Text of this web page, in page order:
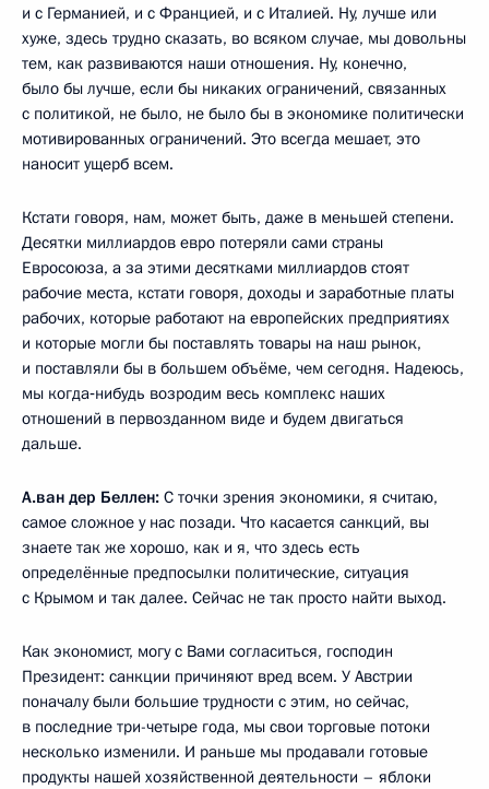
и с Германией, и с Францией, и с Италией. Ну, лучше или
хуже, здесь трудно сказать, во всяком случае, мы довольны
тем, как развиваются наши отношения. Ну, конечно,
было бы лучше, если бы никаких ограничений, связанных
с политикой, не было, не было бы в экономике политически
мотивированных ограничений. Это всегда мешает, это
наносит ущерб всем.
Кстати говоря, нам, может быть, даже в меньшей степени.
Десятки миллиардов евро потеряли сами страны
Евросоюза, а за этими десятками миллиардов стоят
рабочие места, кстати говоря, доходы и заработные платы
рабочих, которые работают на европейских предприятиях
и которые могли бы поставлять товары на наш рынок,
и поставляли бы в большем объёме, чем сегодня. Надеюсь,
мы когда‑нибудь возродим весь комплекс наших
отношений в первозданном виде и будем двигаться
дальше.
А.ван дер Беллен: С точки зрения экономики, я считаю,
самое сложное у нас позади. Что касается санкций, вы
знаете так же хорошо, как и я, что здесь есть
определённые предпосылки политические, ситуация
с Крымом и так далее. Сейчас не так просто найти выход.
Как экономист, могу с Вами согласиться, господин
Президент: санкции причиняют вред всем. У Австрии
поначалу были большие трудности с этим, но сейчас,
в последние три-четыре года, мы свои торговые потоки
несколько изменили. И раньше мы продавали готовые
продукты нашей хозяйственной деятельности – яблоки